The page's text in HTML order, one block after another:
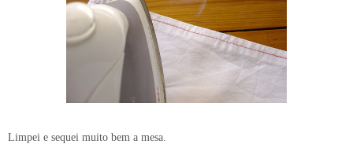
Limpei e sequei muito bem a mesa.